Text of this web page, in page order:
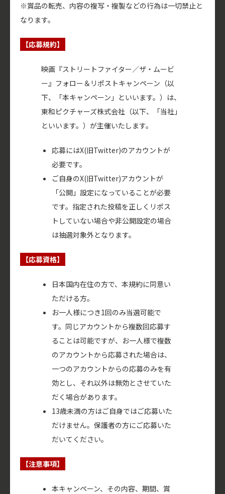
※賞品の転売、内容の複写・複製などの行為は一切禁止と
なります。
【応募規約】
映画『ストリートファイター／ザ・ムービ
ー』フォロー＆リポストキャンペーン（以
下、「本キャンペーン」といいます。）は、
東和ピクチャーズ株式会社（以下、「当社」
といいます。）が主催いたします。
応募にはX(旧Twitter)のアカウントが
必要です。
ご自身のX(旧Twitter)アカウントが
「公開」設定になっていることが必要
です。指定された投稿を正しくリポス
トしていない場合や非公開設定の場合
は抽選対象外となります。
【応募資格】
日本国内在住の方で、本規約に同意い
ただける方。
お一人様につき1回のみ当選可能で
す。同じアカウントから複数回応募す
ることは可能ですが、お一人様で複数
のアカウントから応募された場合は、
一つのアカウントからの応募のみを有
効とし、それ以外は無効とさせていた
だく場合があります。
13歳未満の方はご自身ではご応募いた
だけません。保護者の方にご応募いた
だいてください。
【注意事項】
本キャンペーン、その内容、期間、賞